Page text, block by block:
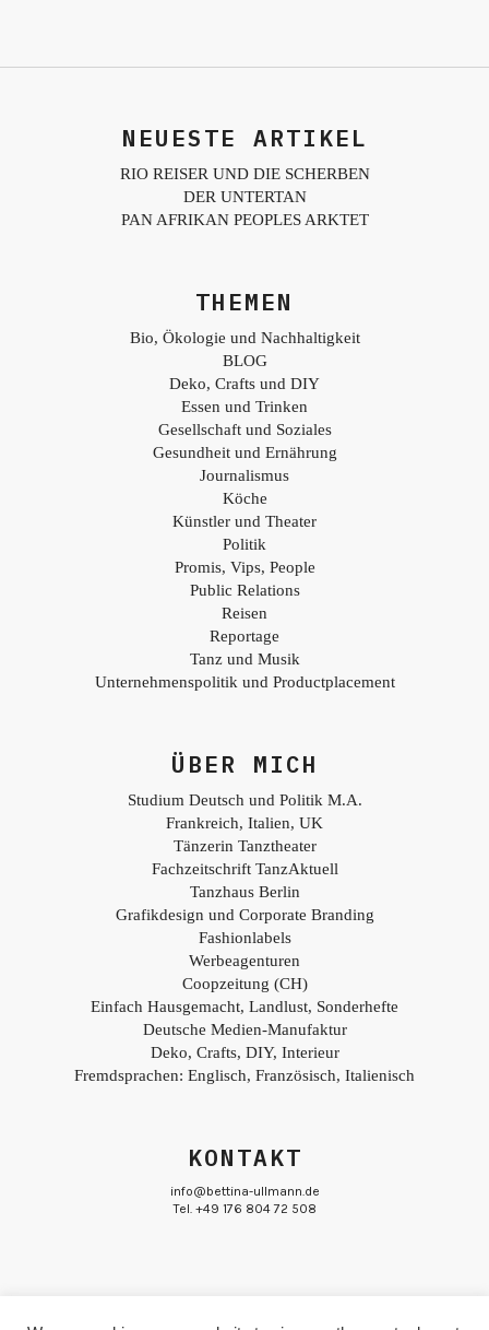
NEUESTE ARTIKEL
RIO REISER UND DIE SCHERBEN
DER UNTERTAN
PAN AFRIKAN PEOPLES ARKTET
THEMEN
Bio, Ökologie und Nachhaltigkeit
BLOG
Deko, Crafts und DIY
Essen und Trinken
Gesellschaft und Soziales
Gesundheit und Ernährung
Journalismus
Köche
Künstler und Theater
Politik
Promis, Vips, People
Public Relations
Reisen
Reportage
Tanz und Musik
Unternehmenspolitik und Productplacement
ÜBER MICH
Studium Deutsch und Politik M.A.
Frankreich, Italien, UK
Tänzerin Tanztheater
Fachzeitschrift TanzAktuell
Tanzhaus Berlin
Grafikdesign und Corporate Branding
Fashionlabels
Werbeagenturen
Coopzeitung (CH)
Einfach Hausgemacht, Landlust, Sonderhefte
Deutsche Medien-Manufaktur
Deko, Crafts, DIY, Interieur
Fremdsprachen: Englisch, Französisch, Italienisch
KONTAKT
info@bettina-ullmann.de
Tel. +49 176 804 72 508